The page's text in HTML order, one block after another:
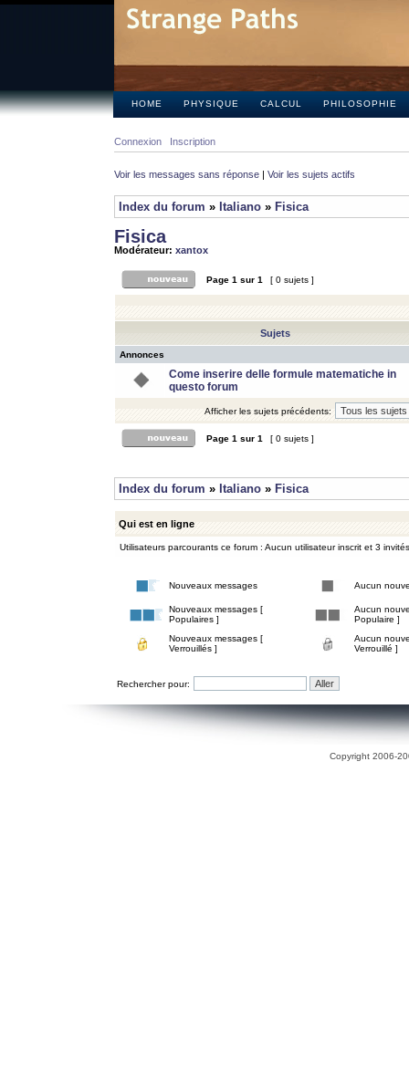
HOME PHYSIQUE CALCUL PHILOSOPHIE
Connexion Inscription
Voir les messages sans réponse | Voir les sujets actifs
Index du forum » Italiano » Fisica
Fisica
Modérateur: xantox
Page 1 sur 1 [ 0 sujets ]
Sujets
Annonces
Come inserire delle formule matematiche in
questo forum
Afficher les sujets précédents:
Page 1 sur 1 [ 0 sujets ]
Index du forum » Italiano » Fisica
Qui est en ligne
Utilisateurs parcourants ce forum : Aucun utilisateur inscrit et 3 invités
Nouveaux messages Aucun
Nouveaux messages [
Populaires ]
Aucun
Populaire ]
Nouveaux messages [
Verrouillés ]
Aucun
Verrouillé ]
Rechercher pour:
Copyright 2006-